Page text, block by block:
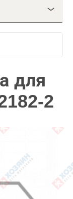
для
2